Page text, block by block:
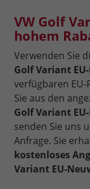
VW Golf
hohem
Verwenden Sie
Golf Variant
verfügbaren EU-
Sie aus den
Golf Variant
senden Sie uns
Anfrage. Sie
kostenloses
Variant EU-